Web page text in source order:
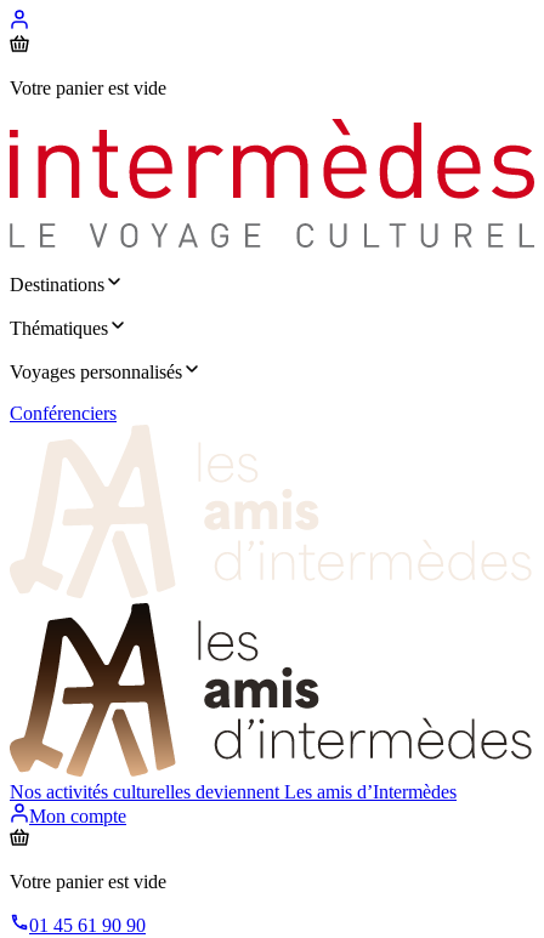
Votre panier est vide
Destinations
Thématiques
Voyages personnalisés
Conférenciers
Nos activités culturelles deviennent Les amis d’Intermèdes
Mon compte
Votre panier est vide
01 45 61 90 90